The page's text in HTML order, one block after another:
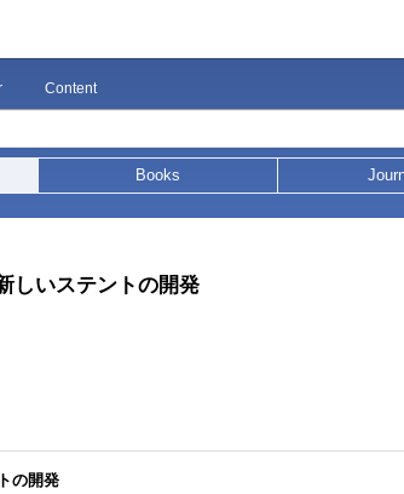
Content
Books
しいステントの開発
の開発